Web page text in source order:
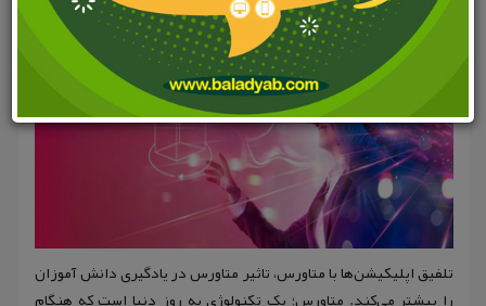
تلفیق اپلیکیشن‌ها با متاورس، تاثیر متاورس در یادگیری دانش آموزان
را بیشتر می‌کند. متاورس؛ یک تکنولوژی به روز دنیا است که هنگام